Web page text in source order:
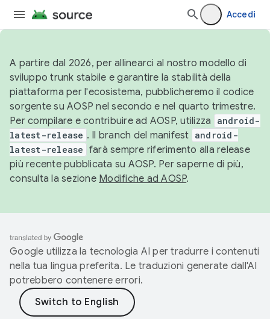
Accedi
A partire dal 2026, per allinearci al nostro modello di
sviluppo trunk stabile e garantire la stabilità della
piattaforma per l'ecosistema, pubblicheremo il codice
sorgente su AOSP nel secondo e nel quarto trimestre.
Per compilare e contribuire ad AOSP, utilizza
android-
latest-release . Il branch del manifest android-
latest-release farà sempre riferimento alla release
più recente pubblicata su AOSP. Per saperne di più,
consulta la sezione Modifiche ad AOSP.
Google utilizza la tecnologia AI per tradurre i contenuti
nella tua lingua preferita. Le traduzioni generate dall'AI
potrebbero contenere errori.